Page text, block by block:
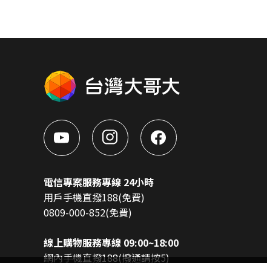
電信專案服務專線 24小時
用戶手機直撥188(免費)
0809-000-852(免費)
線上購物服務專線 09:00~18:00
網內手機直撥188(撥通請按5)